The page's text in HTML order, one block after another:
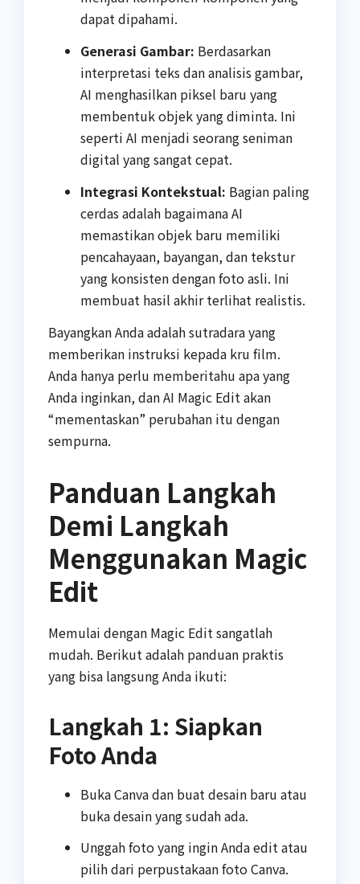
dapat dipahami.
Generasi Gambar: Berdasarkan
interpretasi teks dan analisis gambar,
AI menghasilkan piksel baru yang
membentuk objek yang diminta. Ini
seperti AI menjadi seorang seniman
digital yang sangat cepat.
Integrasi Kontekstual: Bagian paling
cerdas adalah bagaimana AI
memastikan objek baru memiliki
pencahayaan, bayangan, dan tekstur
yang konsisten dengan foto asli. Ini
membuat hasil akhir terlihat realistis.
Bayangkan Anda adalah sutradara yang
memberikan instruksi kepada kru film.
Anda hanya perlu memberitahu apa yang
Anda inginkan, dan AI Magic Edit akan
“mementaskan” perubahan itu dengan
sempurna.
Panduan Langkah
Demi Langkah
Menggunakan Magic
Edit
Memulai dengan Magic Edit sangatlah
mudah. Berikut adalah panduan praktis
yang bisa langsung Anda ikuti:
Langkah 1: Siapkan
Foto Anda
Buka Canva dan buat desain baru atau
buka desain yang sudah ada.
Unggah foto yang ingin Anda edit atau
pilih dari perpustakaan foto Canva.